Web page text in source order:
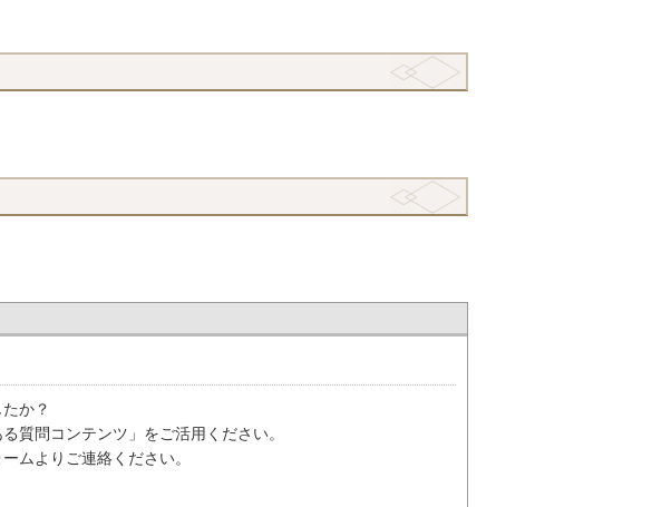
か？
質問コンテンツ」をご活用ください。
ムよりご連絡ください。